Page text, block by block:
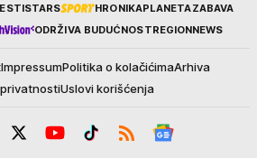
STARS HRONIKAPLANETAZABAVA
ODRŽIVA BUDUĆNOSTREGIONNEWS
ImpressumPolitika o kolačićimaArhiva
Uslovi korišćenja